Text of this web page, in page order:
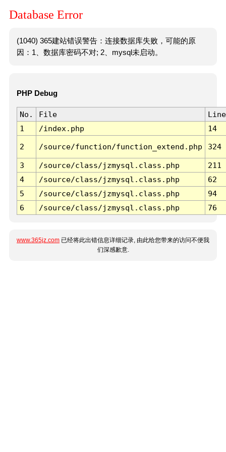
Database Error
(1040) 365建站错误警告：连接数据库失败，可能的原
因：1、数据库密码不对; 2、mysql未启动。
PHP Debug
No. File
Line
1
/index.php 14
2 /source/function/function_extend.php 324
3 /source/class/jzmysql.class.php
211
4
/source/class/jzmysql.class.php
62
5
/source/class/jzmysql.class.php
94
6
/source/class/jzmysql.class.php 76
www.365jz.com 已经将此出错信息详细记录, 由此给您带来的访问不便我
们深感歉意.